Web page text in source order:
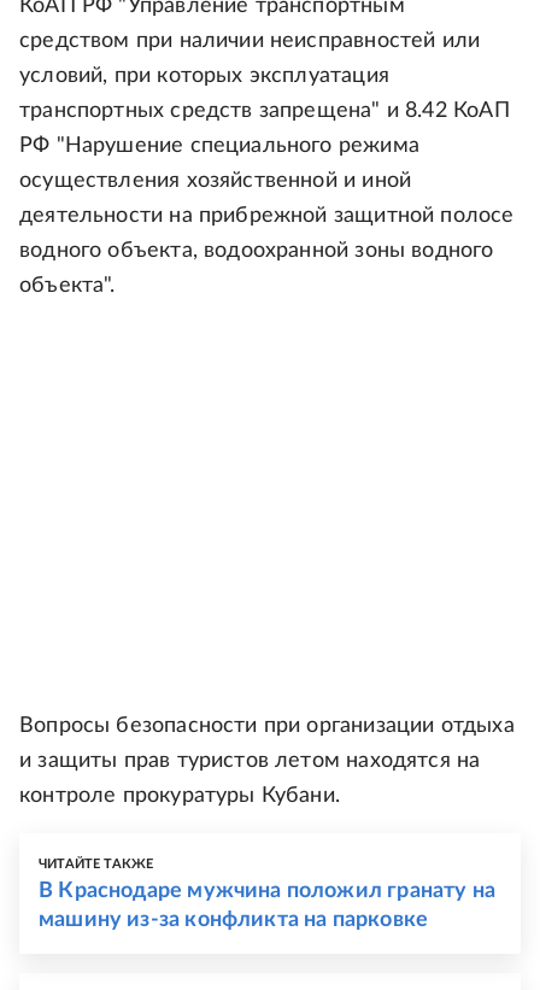
КоАП РФ "Управление транспортным
средством при наличии неисправностей или
условий, при которых эксплуатация
транспортных средств запрещена" и 8.42 КоАП
РФ "Нарушение специального режима
осуществления хозяйственной и иной
деятельности на прибрежной защитной полосе
водного объекта, водоохранной зоны водного
объекта".
Вопросы безопасности при организации отдыха
и защиты прав туристов летом находятся на
контроле прокуратуры Кубани.
ЧИТАЙТЕ ТАКЖЕ
В Краснодаре мужчина положил гранату на
машину из-за конфликта на парковке